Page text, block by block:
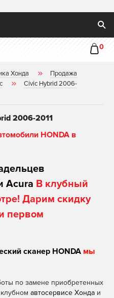
0
Хонда
Продажа
Civic Hybrid 2006-
2006-2011
HONDA в
Acura В клубный
Дарим скидку
первом
сканер HONDA мы
по замене приобретенных
автосервисе Хонда и